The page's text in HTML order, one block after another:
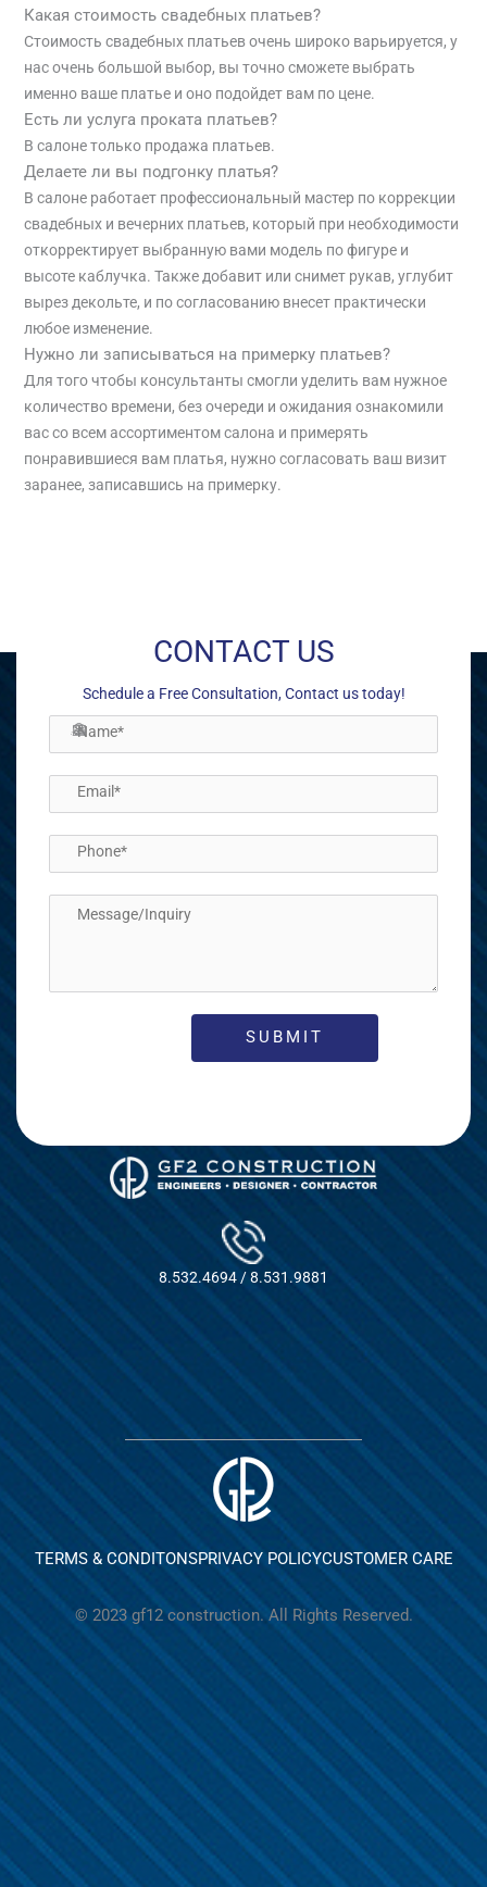
Какая стоимость свадебных платьев?
Стоимость свадебных платьев очень широко варьируется, у
нас очень большой выбор, вы точно сможете выбрать
именно ваше платье и оно подойдет вам по цене.
Есть ли услуга проката платьев?
В салоне только продажа платьев.
Делаете ли вы подгонку платья?
В салоне работает профессиональный мастер по коррекции
свадебных и вечерних платьев, который при необходимости
откорректирует выбранную вами модель по фигуре и
высоте каблучка. Также добавит или снимет рукав, углубит
вырез декольте, и по согласованию внесет практически
любое изменение.
Нужно ли записываться на примерку платьев?
Для того чтобы консультанты смогли уделить вам нужное
количество времени, без очереди и ожидания ознакомили
вас со всем ассортиментом салона и примерять
понравившиеся вам платья, нужно согласовать ваш визит
заранее, записавшись на примерку.
CONTACT US
Schedule a Free Consultation, Contact us today!
8.532.4694 / 8.531.9881
TERMS & CONDITONSPRIVACY POLICYCUSTOMER CARE
© 2023 gf12 construction. All Rights Reserved.